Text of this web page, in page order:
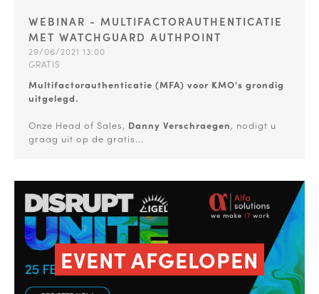
WEBINAR - MULTIFACTORAUTHENTICATIE
MET WATCHGUARD AUTHPOINT
29/06/2021 13:00
GRATIS
Multifactorauthenticatie (MFA) voor KMO's grondig
uitgelegd.
Onze Head of Sales, Danny Verschraegen, nodigt u
graag uit op de gratis...
EVENT AFGELOPEN